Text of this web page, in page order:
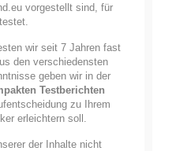
vorgestellt sind, für
wir seit 7 Jahren fast
den verschiedensten
geben wir in der
Testberichten
zu Ihrem
erleichtern soll.
der Inhalte nicht